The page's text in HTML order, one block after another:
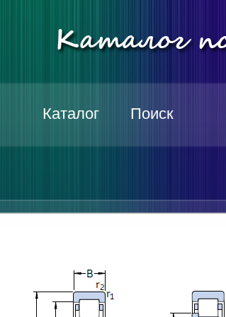
Каталог Поиск